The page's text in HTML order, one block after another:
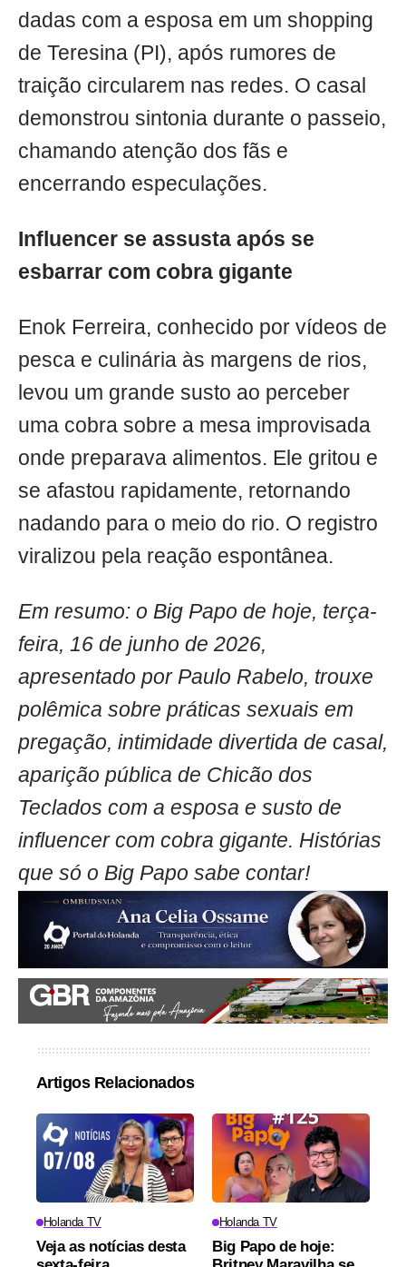
dadas com a esposa em um shopping
de Teresina (PI), após rumores de
traição circularem nas redes. O casal
demonstrou sintonia durante o passeio,
chamando atenção dos fãs e
encerrando especulações.
Influencer se assusta após se
esbarrar com cobra gigante
Enok Ferreira, conhecido por vídeos de
pesca e culinária às margens de rios,
levou um grande susto ao perceber
uma cobra sobre a mesa improvisada
onde preparava alimentos. Ele gritou e
se afastou rapidamente, retornando
nadando para o meio do rio. O registro
viralizou pela reação espontânea.
Em resumo: o Big Papo de hoje, terça-
feira, 16 de junho de 2026,
apresentado por Paulo Rabelo, trouxe
polêmica sobre práticas sexuais em
pregação, intimidade divertida de casal,
aparição pública de Chicão dos
Teclados com a esposa e susto de
influencer com cobra gigante. Histórias
que só o Big Papo sabe contar!
Artigos Relacionados
Holanda TV
Veja as notícias desta
Holanda TV
Big Papo de hoje: